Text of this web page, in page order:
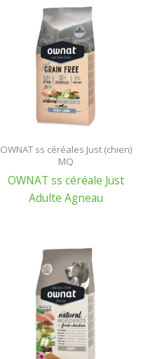
OWNAT ss céréales Just (chien)
MQ
OWNAT ss céréale Just
Adulte Agneau